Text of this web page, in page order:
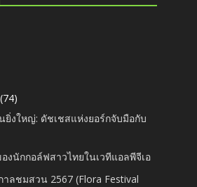
(74)
ยิ่งใหญ่: ดัชเชสแห่งยอร์กจับมือกับ
งนักกอล์ฟสาวไทยในเวทีแอลพีจีเอ
ลชมสวน 2567 (Flora Festival